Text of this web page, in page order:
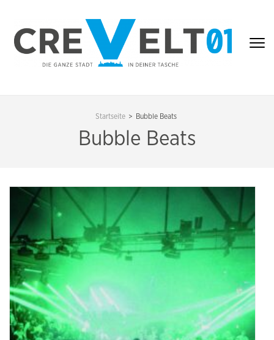
springen
(Enter
DEINER TASCHE
Startseite > Bubble Beats
Bubble Beats